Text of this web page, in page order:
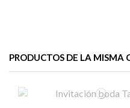
PRODUCTOS DE LA MISMA